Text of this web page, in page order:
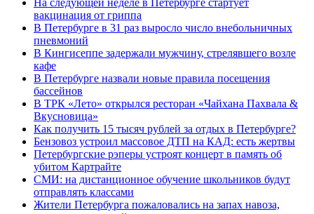
На следующей неделе в Петербурге стартует
вакцинация от гриппа
В Петербурге в 31 раз выросло число внебольничных
пневмоний
В Кингисеппе задержали мужчину, стрелявшего возле
кафе
В Петербурге назвали новые правила посещения
бассейнов
В ТРК «Лето» открылся ресторан «Чайхана Пахвала &
Вкусновица»
Как получить 15 тысяч рублей за отдых в Петербурге?
Бензовоз устроил массовое ДТП на КАД: есть жертвы
Петербургские рэперы устроят концерт в память об
убитом Картрайте
СМИ: на дистанционное обучение школьников будут
отправлять классами
Жители Петербурга пожаловались на запах навоза,